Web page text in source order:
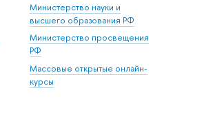
Министерство науки и
высшего образования РФ
Министерство просвещения
РФ
Массовые открытые онлайн-
курсы